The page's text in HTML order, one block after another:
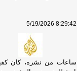
5/19/2026
من نشره، كان